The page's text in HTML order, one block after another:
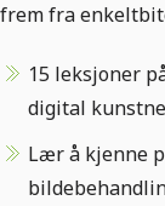
frem fra
15 leksjoner
digital
Lær å kjenne